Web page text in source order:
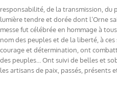
responsabilité, de la transmission, du
lumière tendre et dorée dont l’Orne
messe fut célébrée en hommage à
nom des peuples et de la liberté, à
courage et détermination, ont
des peuples… Ont suivi de belles et
les artisans de paix, passés, présents